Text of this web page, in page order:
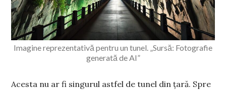
Imagine reprezentativă pentru un tunel. „Sursă: Fotografie
generată de AI”
Acesta nu ar fi singurul astfel de tunel din țară. Spre